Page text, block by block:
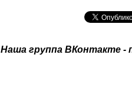
Наша группа ВКонтакте -